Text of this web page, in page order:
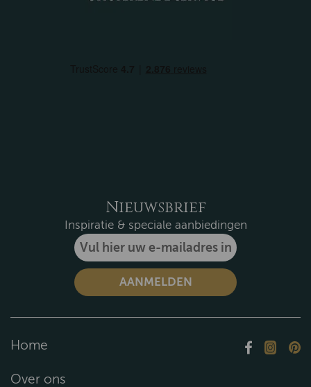
Nieuwsbrief
Inspiratie & speciale aanbiedingen
Home
Over ons